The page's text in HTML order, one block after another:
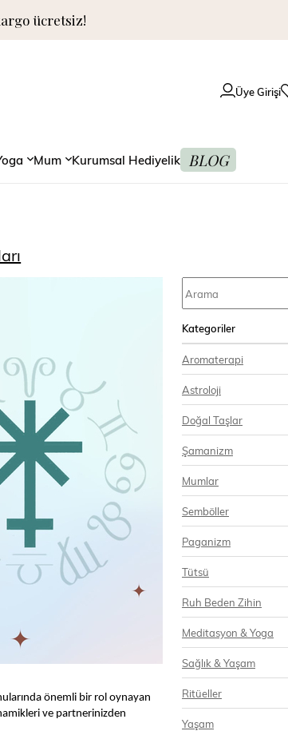
ücretsiz!
Üye Girişi
Mum Kurumsal Hediyelik BLOG
önemli bir rol oynayan
ve partnerinizden
Kategoriler
Aromaterapi
Astroloji
Doğal Taşlar
Şamanizm
Mumlar
Semböller
Paganizm
Tütsü
Ruh Beden Zihin
Meditasyon & Yoga
Sağlık & Yaşam
Ritüeller
Yaşam